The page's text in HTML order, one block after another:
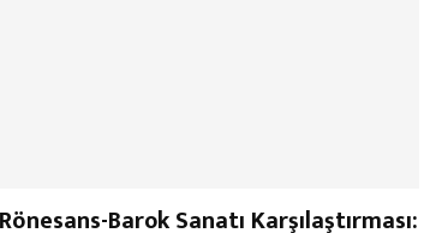
Rönesans-Barok Sanatı Karşılaştırması: